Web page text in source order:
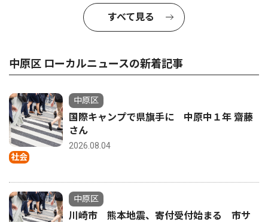
すべて見る
中原区 ローカルニュースの新着記事
社会
中原区
国際キャンプで県旗手に 中原中１年 齋藤
さん
2026.08.04
中原区
川崎市 熊本地震、寄付受付始まる 市サ